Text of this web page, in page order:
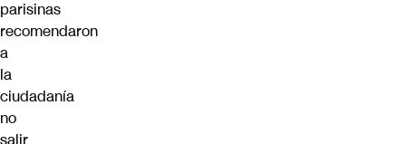
parisinas
recomendaron
a
la
ciudadanía
no
salir